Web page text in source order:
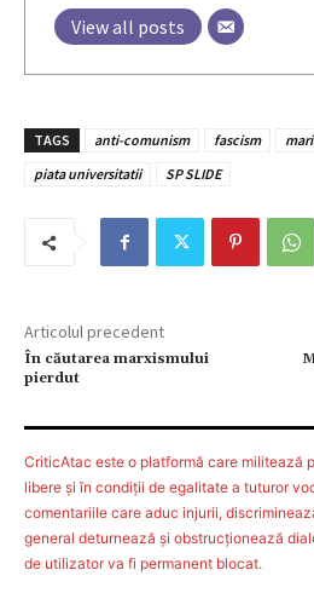
View all posts
TAGS anti-comunism fascism
piata universitatii
SP SLIDE
Articolul precedent
În căutarea marxismului
pierdut
CriticAtac este o platformă care militează
libere şi în condiţii de egalitate a tuturor
comentariile care aduc injurii,
general deturnează şi obstrucţionează
de utilizator va fi permanent blocat.